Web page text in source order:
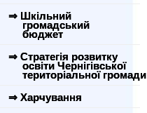
⇒ Шкільний
громадський
бюджет
⇒ Стратегія розвитку
освіти Чернігівської
територіальної громади
⇒ Харчування